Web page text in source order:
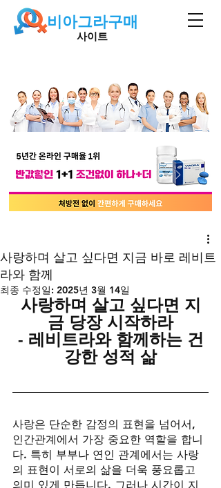
비아그라구매
사이트
사랑하며 살고 싶다면 지금 바로 레비트
라와 함께
최종 수정일: 2025년 3월 14일
사랑하며 살고 싶다면 지
금 당장 시작하라
- 레비트라와 함께하는 건
강한 성적 삶
사랑은 단순한 감정의 표현을 넘어서,
인간관계에서 가장 중요한 역할을 합니
다. 특히 부부나 연인 관계에서는 사랑
의 표현이 서로의 삶을 더욱 풍요롭고
의미 있게 만듭니다. 그러나 시간이 지